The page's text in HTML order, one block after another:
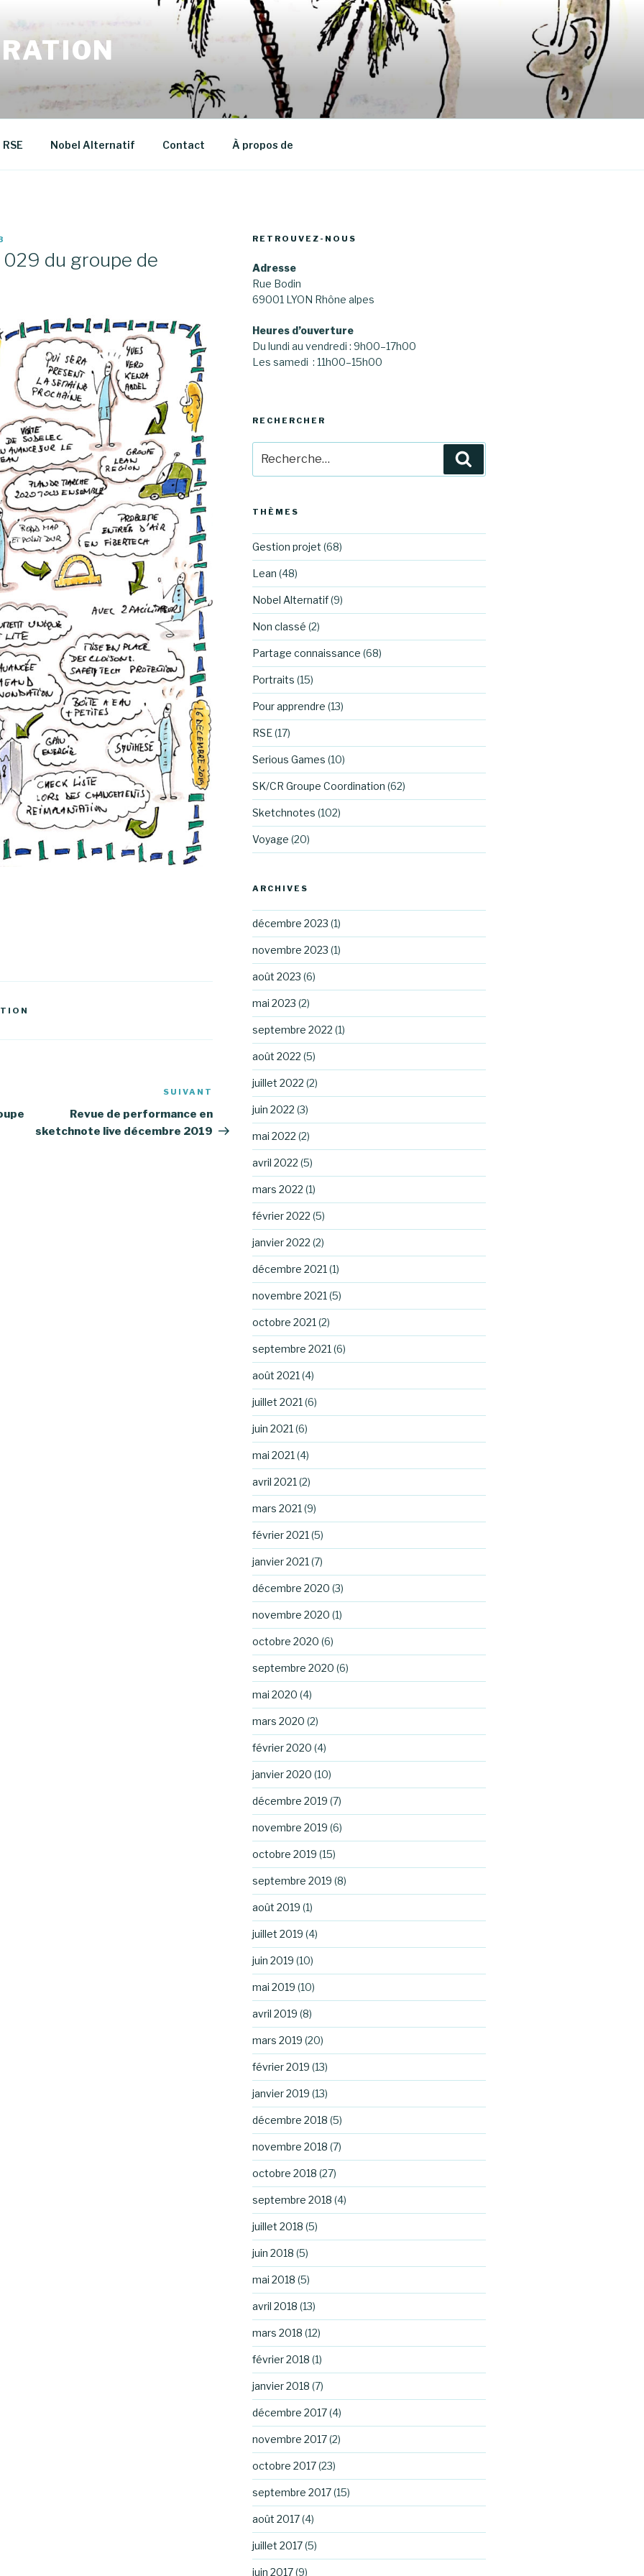
RSE Nobel Alternatif Contact À propos de
du groupe de
Article
suivant
SUIVANT
Revue de performance en
sketchnote live décembre 2019
RETROUVEZ-NOUS
Adresse
Rue Bodin
69001 LYON Rhône alpes
Heures d’ouverture
Du lundi au vendredi : 9h00–17h00
Les samedi : 11h00–15h00
RECHERCHER
pour
THÈMES
Gestion projet (68)
Lean (48)
Nobel Alternatif(9)
Non classé (2)
Partage connaissance (68)
Portraits (15)
Pour apprendre (13)
RSE(17)
Serious Games (10)
SK/CR Groupe Coordination (62)
Sketchnotes (102)
Voyage (20)
ARCHIVES
décembre 2023 (1)
novembre 2023 (1)
août 2023 (6)
mai 2023 (2)
septembre 2022 (1)
août 2022 (5)
juillet 2022 (2)
juin 2022 (3)
mai 2022 (2)
avril 2022 (5)
mars 2022 (1)
février 2022 (5)
janvier 2022 (2)
décembre 2021 (1)
novembre 2021 (5)
octobre 2021 (2)
septembre 2021 (6)
août 2021 (4)
juillet 2021 (6)
juin 2021 (6)
mai 2021 (4)
avril 2021 (2)
mars 2021 (9)
février 2021 (5)
janvier 2021 (7)
décembre 2020 (3)
novembre 2020 (1)
octobre 2020 (6)
septembre 2020 (6)
mai 2020 (4)
mars 2020 (2)
février 2020 (4)
janvier 2020 (10)
décembre 2019 (7)
novembre 2019 (6)
octobre 2019 (15)
septembre 2019 (8)
août 2019 (1)
juillet 2019 (4)
juin 2019 (10)
mai 2019 (10)
avril 2019 (8)
mars 2019 (20)
février 2019 (13)
janvier 2019 (13)
décembre 2018 (5)
novembre 2018 (7)
octobre 2018 (27)
septembre 2018 (4)
juillet 2018 (5)
juin 2018 (5)
mai 2018 (5)
avril 2018 (13)
mars 2018 (12)
février 2018 (1)
janvier 2018 (7)
décembre 2017(4)
novembre 2017(2)
octobre 2017(23)
septembre 2017(15)
août 2017(4)
juillet 2017(5)
juin 2017(9)